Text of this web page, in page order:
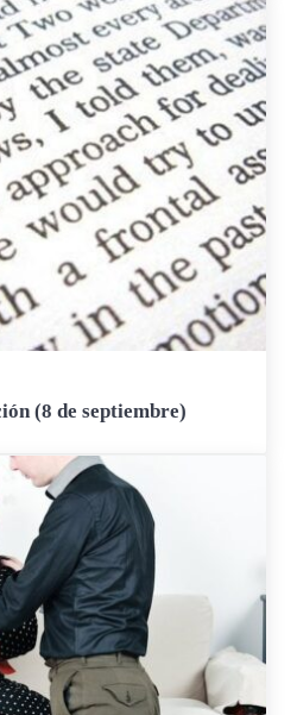
(8 de septiembre)